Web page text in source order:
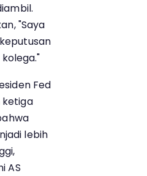
"Saya
Fed
ketiga
lebih
AS